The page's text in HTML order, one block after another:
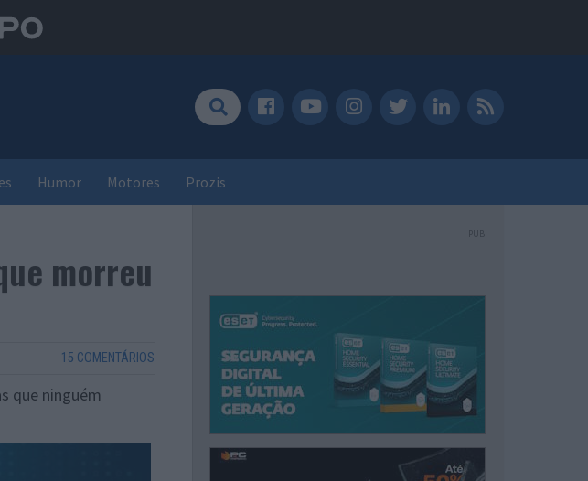
Humor Motores Prozis
morreu
15 COMENTÁRIOS
que ninguém
PUB